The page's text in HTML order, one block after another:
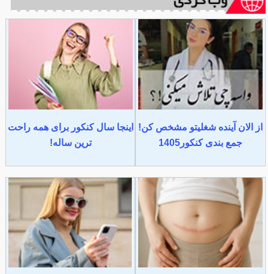
از الان آینده شغلیتو مشخص کن!
جمع بندی کنکور1405
اینجا سال کنکور برای همه راحت
ترین ساله!